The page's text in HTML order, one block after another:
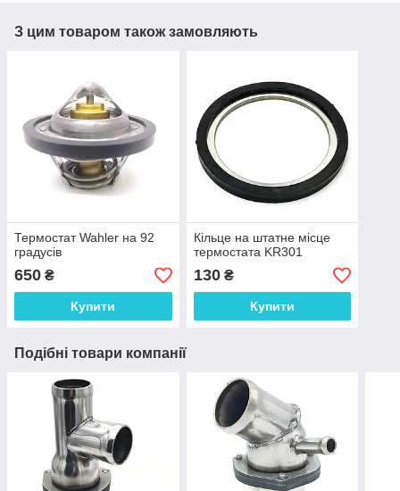
З цим товаром також замовляють
Термостат Wahler на 92
градусів
650 ₴
Купити
Кільце на штатне місце
термостата KR301
130₴
Купити
Подібні товари компанії